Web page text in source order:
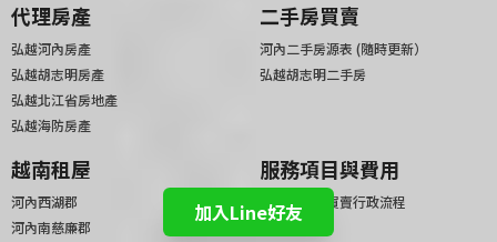
代理房產
弘越河內房產
弘越胡志明房產
弘越北江省房地產
弘越海防房產
二手房買賣
河內二手房源表 (隨時更新）
弘越胡志明二手房
越南租屋
河內西湖郡
河內南慈廉郡
服務項目與費用
越南房地產買賣行政流程
代租代管
加入Line好友